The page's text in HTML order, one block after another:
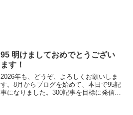
95 明けましておめでとうござい
ます！
2026年も、どうぞ、よろしくお願いしま
す。8月からブログを始めて、本日で95記
事になりました。300記事を目標に発信し